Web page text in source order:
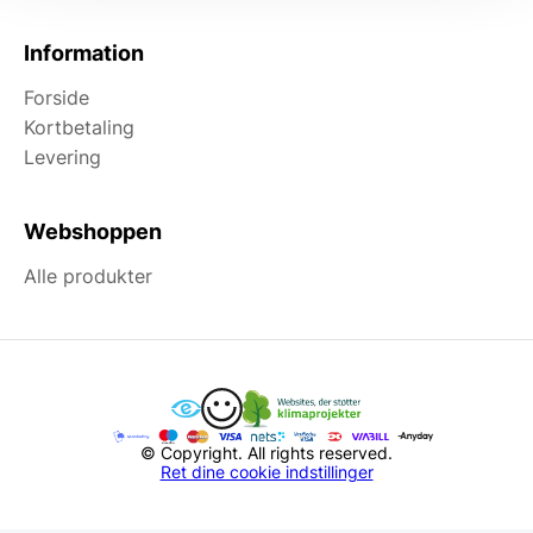
Information
Forside
Kortbetaling
Levering
Webshoppen
Alle produkter
© Copyright. All rights reserved.
Ret dine cookie indstillinger